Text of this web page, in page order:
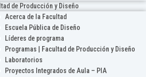
de Producción y Diseño
Acerca de la Facultad
Escuela Pública de Diseño
Líderes de programa
Programas | Facultad de Producción y Diseño
Laboratorios
Proyectos Integrados de Aula – PIA